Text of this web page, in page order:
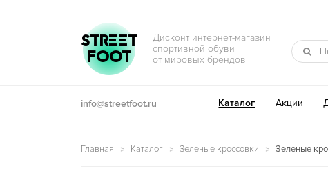
Перейти к навигации
Перейти к содержимому
STREET
FOOT
Дисконт интернет-магазин
спортивной обуви
от мировых брендов
info@streetfoot.ru Каталог Акции
Главная Каталог Зеленые кроссовки Зеленые